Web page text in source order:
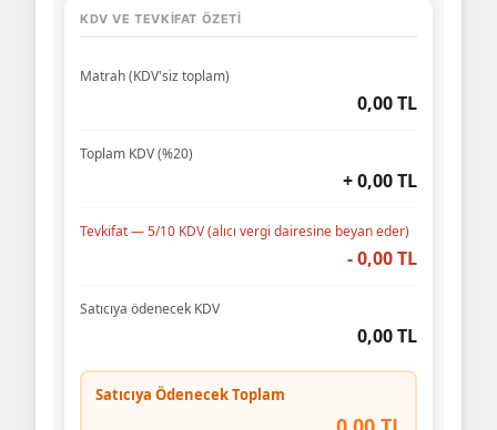
KDV VE TEVKIFAT ÖZETI
Matrah (KDV'siz toplam)
0,00 TL
Toplam KDV (%20)
+ 0,00 TL
Tevkifat — 5/10 KDV (alıcı vergi dairesine beyan eder)
- 0,00 TL
Satıcıya ödenecek KDV
0,00 TL
Satıcıya Ödenecek Toplam